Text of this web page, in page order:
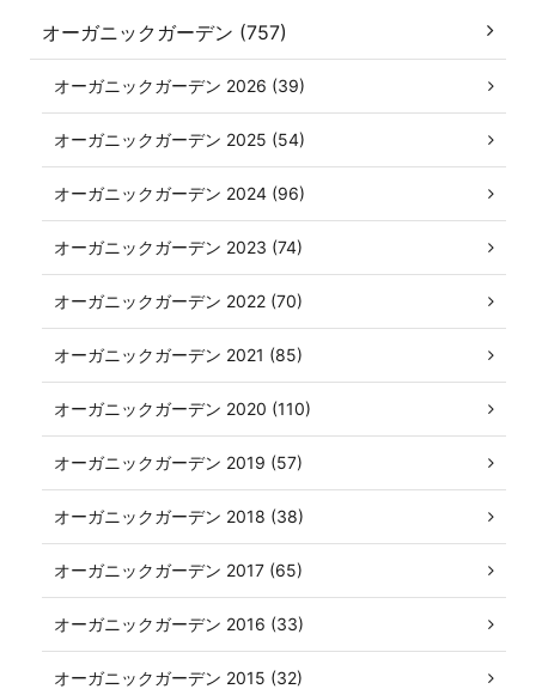
オーガニックガーデン (757)
オーガニックガーデン 2026 (39)
オーガニックガーデン 2025 (54)
オーガニックガーデン 2024 (96)
オーガニックガーデン 2023 (74)
オーガニックガーデン 2022 (70)
オーガニックガーデン 2021 (85)
オーガニックガーデン 2020 (110)
オーガニックガーデン 2019 (57)
オーガニックガーデン 2018 (38)
オーガニックガーデン 2017 (65)
オーガニックガーデン 2016 (33)
オーガニックガーデン 2015 (32)